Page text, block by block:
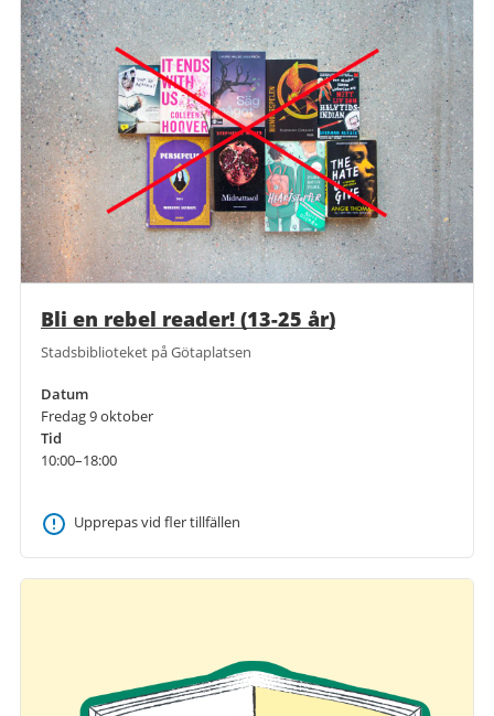
Bli en rebel reader! (13-25 år)
Stadsbiblioteket på Götaplatsen
Datum
Fredag 9 oktober
Tid
10:00–18:00
Upprepas vid fler tillfällen